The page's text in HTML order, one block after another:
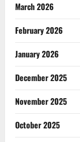
March 2026
February 2026
January 2026
December 2025
November 2025
October 2025